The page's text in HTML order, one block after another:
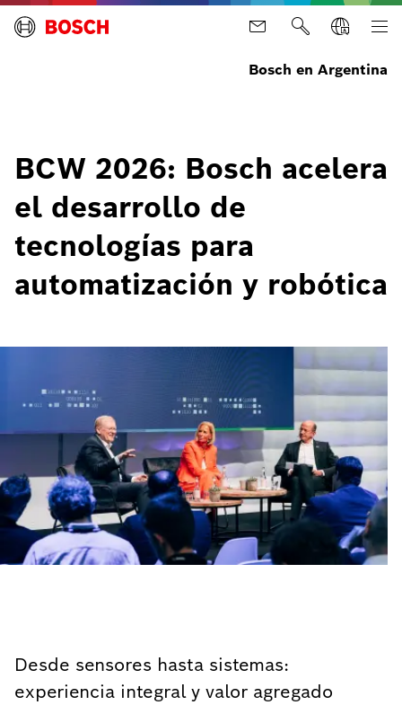
Bosch en Argentina
BCW 2026: Bosch acelera
el desarrollo de
tecnologías para
automatización y robótica
Desde sensores hasta sistemas:
experiencia integral y valor agregado